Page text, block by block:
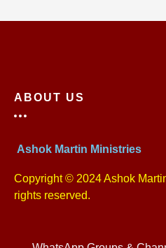
ABOUT US
Ashok Martin Ministries
Copyright © 2024 Ashok
rights reserved.